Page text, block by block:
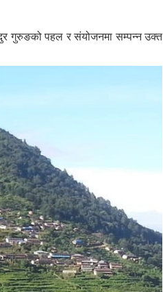
गुरुङको पहल र संयोजनमा सम्पन्न उक्त